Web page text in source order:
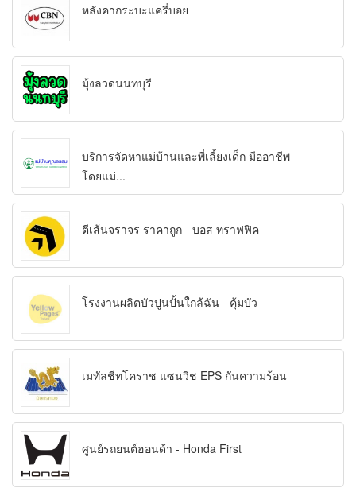
หลังคากระบะแครี่บอย
มุ้งลวดนนทบุรี
บริการจัดหาแม่บ้านและพี่เลี้ยงเด็ก มืออาชีพ
โดยแม่...
ตีเส้นจราจร ราคาถูก - บอส ทราฟฟิค
โรงงานผลิตบัวปูนปั้นใกล้ฉัน - คุ้มบัว
เมทัลชีทโคราช แซนวิช EPS กันความร้อน
ศูนย์รถยนต์ฮอนด้า - Honda First